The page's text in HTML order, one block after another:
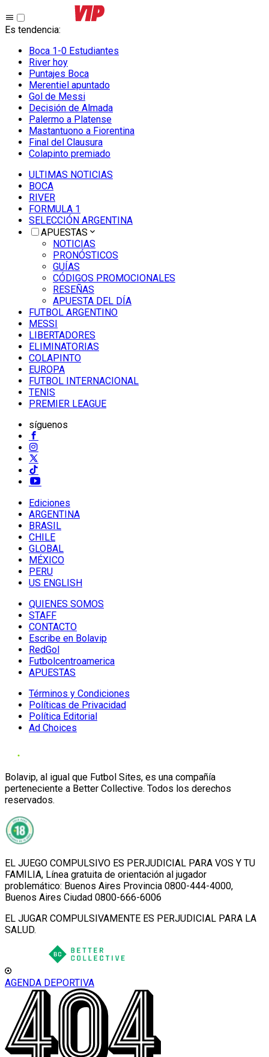
Es tendencia:
Boca 1-0 Estudiantes
River hoy
Puntajes Boca
Merentiel apuntado
Gol de Messi
Decisión de Almada
Palermo a Platense
Mastantuono a Fiorentina
Final del Clausura
Colapinto premiado
ULTIMAS NOTICIAS
BOCA
RIVER
FORMULA 1
SELECCIÓN ARGENTINA
APUESTAS
NOTICIAS
PRONÓSTICOS
GUÍAS
CÓDIGOS PROMOCIONALES
RESEÑAS
APUESTA DEL DÍA
FUTBOL ARGENTINO
MESSI
LIBERTADORES
ELIMINATORIAS
COLAPINTO
EUROPA
FUTBOL INTERNACIONAL
TENIS
PREMIER LEAGUE
síguenos
Ediciones
ARGENTINA
BRASIL
CHILE
GLOBAL
MÉXICO
PERU
US ENGLISH
QUIENES SOMOS
STAFF
CONTACTO
Escribe en Bolavip
RedGol
Futbolcentroamerica
APUESTAS
Términos y Condiciones
Políticas de Privacidad
Política Editorial
Ad Choices
Bolavip, al igual que Futbol Sites, es una compañía
perteneciente a Better Collective. Todos los derechos
reservados.
EL JUEGO COMPULSIVO ES PERJUDICIAL PARA VOS Y TU
FAMILIA, Línea gratuita de orientación al jugador
problemático: Buenos Aires Provincia 0800-444-4000,
Buenos Aires Ciudad 0800-666-6006
EL JUGAR COMPULSIVAMENTE ES PERJUDICIAL PARA LA
SALUD.
AGENDA DEPORTIVA